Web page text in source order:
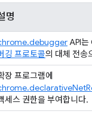
명
API
깅 프로토콜의 대체 전송
장 프로그램에
세스 권한을 부여합니다.